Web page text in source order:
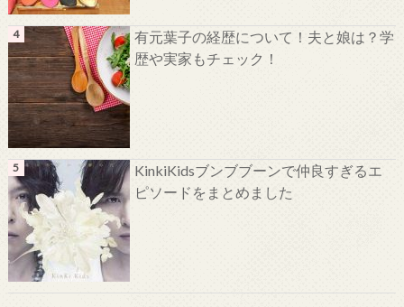
有元葉子の経歴について！夫と娘は？学
歴や実家もチェック！
KinkiKidsブンブブーンで仲良すぎるエ
ピソードをまとめました